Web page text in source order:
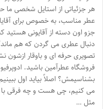
هر جزئیاتی از استایل شخصی ما
عطر مناسب، به خصوص برای
جزو اون دسته از آقایونی
دنبال عطری می گردن که هم
تصویری حرفه ای و باوقار ازشون
بشناسیمش؟ اصلاً بیاید اول
می کنیم، چی هست و چه فرقی با
مثل …